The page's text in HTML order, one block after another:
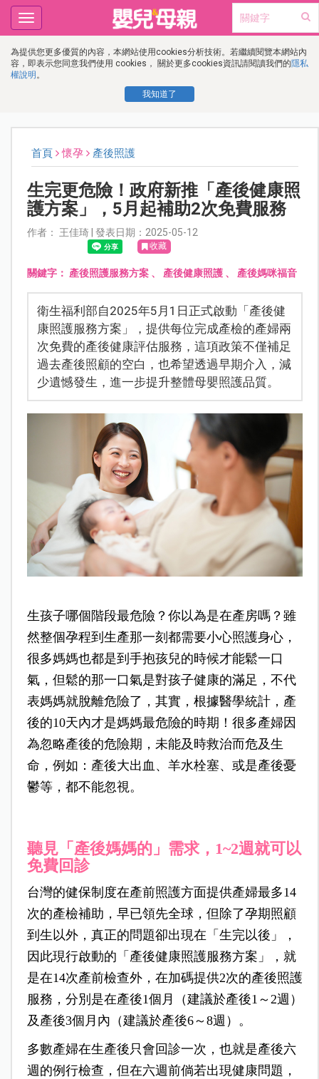
為提供您更多優質的內容，本網站使用cookies分析技術。若繼續閱覽本網站內
容，即表示您同意我們使用 cookies， 關於更多cookies資訊請閱讀我們的隱私
權說明 。
我知道了
Toggle
navigation
首頁 懷孕 產後照護
生完更危險！政府新推「產後健康照
護方案」，5月起補助2次免費服務
作者： 王佳琦 | 發表日期：2025-05-12
收藏
關鍵字： 產後照護服務方案、 產後健康照護、 產後媽咪福音
衛生福利部自2025年5月1日正式啟動「產後健
康照護服務方案」，提供每位完成產檢的產婦兩
次免費的產後健康評估服務，這項政策不僅補足
過去產後照顧的空白，也希望透過早期介入，減
少遺憾發生，進一步提升整體母嬰照護品質。
生孩子哪個階段最危險？你以為是在產房嗎？雖
然整個孕程到生產那一刻都需要小心照護身心，
很多媽媽也都是到手抱孩兒的時候才能鬆一口
氣，但鬆的那一口氣是對孩子健康的滿足，不代
表媽媽就脫離危險了，其實，根據醫學統計，產
後的10天內才是媽媽最危險的時期！很多產婦因
為忽略產後的危險期，未能及時救治而危及生
命，例如：產後大出血、羊水栓塞、或是產後憂
鬱等，都不能忽視。
聽見「產後媽媽的」需求，1~2週就可以
免費回診
台灣的健保制度在產前照護方面提供產婦最多14
次的產檢補助，早已領先全球，但除了孕期照顧
到生以外，真正的問題卻出現在「生完以後」，
因此現行啟動的「產後健康照護服務方案」，就
是在14次產前檢查外，在加碼提供2次的產後照護
服務，分別是在產後1個月（建議於產後1～2週）
及產後3個月內（建議於產後6～8週）。
多數產婦在生產後只會回診一次，也就是產後六
週的例行檢查，但在六週前倘若出現健康問題，